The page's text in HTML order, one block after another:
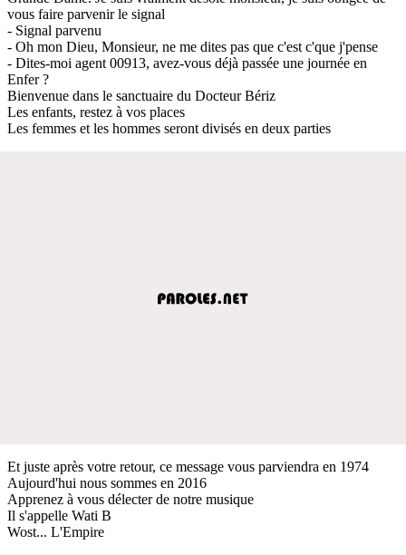
vous faire parvenir le signal
- Signal parvenu
- Oh mon Dieu, Monsieur, ne me dites pas que c'est c'que j'pense
- Dites-moi agent 00913, avez-vous déjà passée une journée en
Enfer ?
Bienvenue dans le sanctuaire du Docteur Bériz
Les enfants, restez à vos places
Les femmes et les hommes seront divisés en deux parties
Et juste après votre retour, ce message vous parviendra en 1974
Aujourd'hui nous sommes en 2016
Apprenez à vous délecter de notre musique
Il s'appelle Wati B
Wost... L'Empire